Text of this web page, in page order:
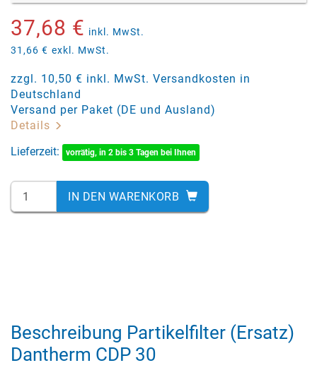
37,68 € inkl. MwSt.
31,66 € exkl. MwSt.
zzgl. 10,50 € inkl. MwSt. Versandkosten in
Deutschland
Versand per Paket (DE und Ausland)
Details
Lieferzeit:
vorrätig, in 2 bis 3 Tagen bei Ihnen
IN DEN WARENKORB
Beschreibung Partikelfilter (Ersatz)
Dantherm CDP 30